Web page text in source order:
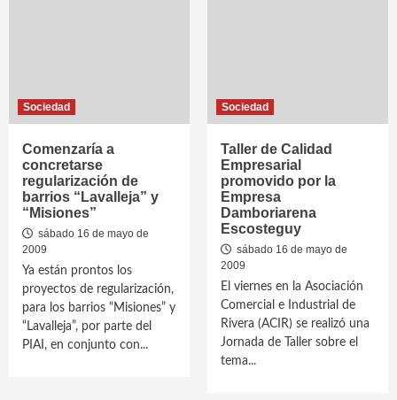
Sociedad
Comenzaría a
concretarse
regularización de
barrios “Lavalleja” y
“Misiones”
sábado 16 de mayo de
2009
Ya están prontos los
proyectos de regularización,
para los barrios “Misiones” y
“Lavalleja”, por parte del
PIAI, en conjunto con...
Sociedad
Taller de Calidad
Empresarial
promovido por la
Empresa
Damboriarena
Escosteguy
sábado 16 de mayo de
2009
El viernes en la Asociación
Comercial e Industrial de
Rivera (ACIR) se realizó una
Jornada de Taller sobre el
tema...